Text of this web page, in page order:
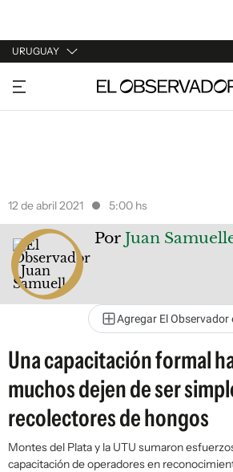
URUGUAY
URUGUAY
ARGENTINA
12 de abril 2021 5:00 hs
Por Juan
Agregar El Observador
Una capacitación formal
muchos dejen de ser
recolectores de hongos
Montes del Plata y la UTU sumaron
capacitación de operadores en